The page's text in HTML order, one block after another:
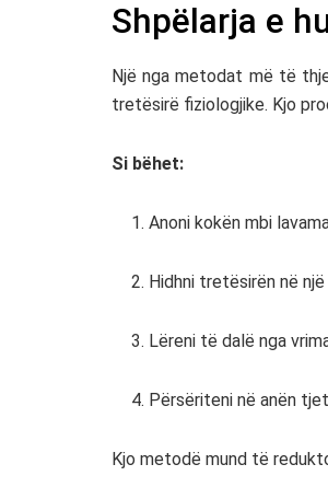
Shpëlarja e
Një nga metodat më të
tretësirë fiziologjike. Kjo
Si bëhet:
Anoni kokën mbi
Hidhni tretësirën në një
Lëreni të dalë nga
Përsëriteni në anën
Kjo metodë mund të